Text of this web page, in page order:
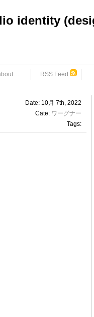
identity
RSS Feed
Date: 10月 7th, 2022
Cate: ワーグナー
Tags: